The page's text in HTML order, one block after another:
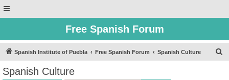
Free Spanish Forum
Spanish Institute of Puebla Free Spanish Forum Spanish Culture
Spanish Culture